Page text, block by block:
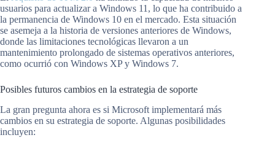
usuarios para actualizar a Windows 11, lo que ha contribuido a
la permanencia de Windows 10 en el mercado. Esta situación
se asemeja a la historia de versiones anteriores de Windows,
donde las limitaciones tecnológicas llevaron a un
mantenimiento prolongado de sistemas operativos anteriores,
como ocurrió con Windows XP y Windows 7.
Posibles futuros cambios en la estrategia de soporte
La gran pregunta ahora es si Microsoft implementará más
cambios en su estrategia de soporte. Algunas posibilidades
incluyen: